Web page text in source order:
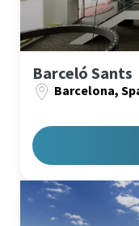
Barceló Sants
Barcelona,